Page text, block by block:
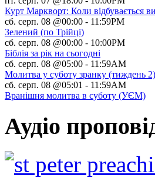
Курт Маркворт: Коли відбувається
сб. серп. 08 @00:00 - 11:59PM
Зелений (по Трійці)
сб. серп. 08 @00:00 - 10:00PM
Біблія за рік на сьогодні
сб. серп. 08 @05:00 - 11:59AM
Молитва у суботу зранку (тиждень
сб. серп. 08 @05:01 - 11:59AM
Вранішня молитва в суботу (УЄМ)
Аудіо